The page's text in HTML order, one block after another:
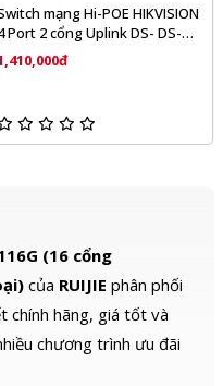
mạng Hi-POE HIKVISION
Port 2 cổng Uplink DS- DS-
E
(16 cổng
của RUIJIE phân phối
chính hãng, giá tốt và
chương trình ưu đãi